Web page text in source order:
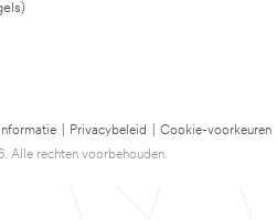
Privacybeleid
Cookie-voorkeuren
Alle rechten voorbehouden.